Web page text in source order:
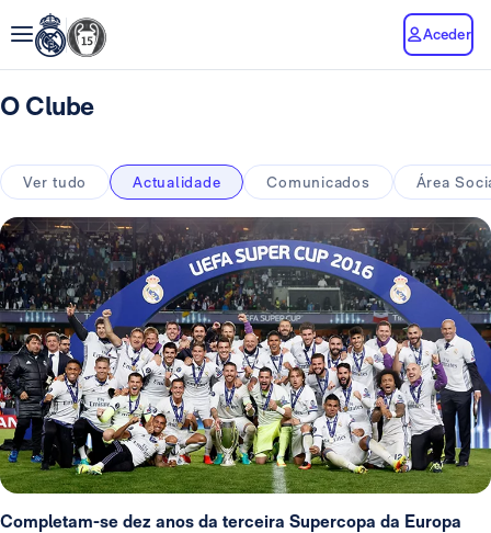
Aceder
O Clube
Ver tudo Actualidade Comunicados Área
Completam-se dez anos da terceira Supercopa da Europa